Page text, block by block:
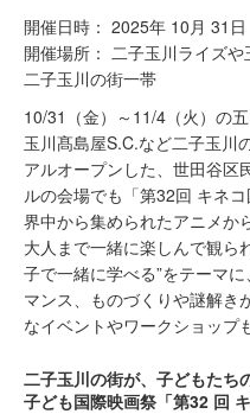
開催日時： 2025年 10月 31日
開催場所： ⼆⼦⽟川ライズ
⼆⼦⽟川の街⼀帯
10/31（金）～11/4（火）の
⽟川髙島屋S.C.など⼆⼦⽟川
アルオープンした、世田谷区
ルの会場でも「第32回 キネ
界中から集められたアニメか
大人まで一緒に楽しんで観ら
子で一緒に学べる”をテーマ
マンス、ものづくりや謎解き
なイベントやワークショップ
⼆⼦⽟川の街が、⼦どもたち
⼦ども国際映画祭「第32 回